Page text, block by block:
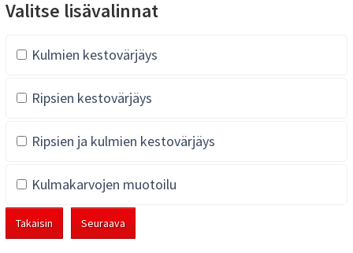
Valitse lisävalinnat
Kulmien kestovärjäys
Ripsien kestovärjäys
Ripsien ja kulmien kestovärjäys
Kulmakarvojen muotoilu
Takaisin Seuraava